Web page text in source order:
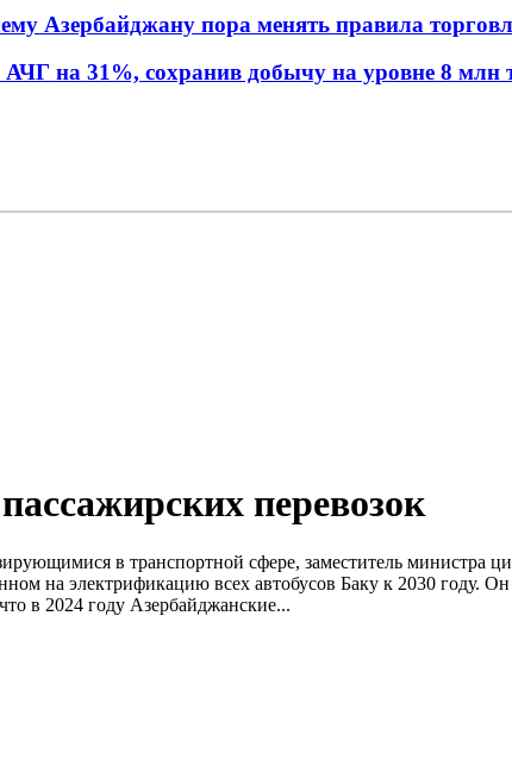
Азербайджану пора менять правила
на 31%, сохранив добычу на уровне 8 млн
перевозок
в транспортной сфере, заместитель министра
на электрификацию всех автобусов Баку к 2030 году.
в 2024 году Азербайджанские...